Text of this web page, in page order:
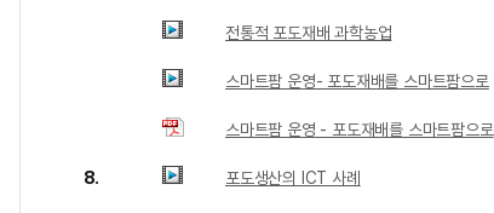
전통적 포도재배 과학농업
스마트팜 운영- 포도재배를 스마트팜으로
스마트팜 운영 - 포도재배를 스마트팜으로
8. 포도생산의 ICT 사례